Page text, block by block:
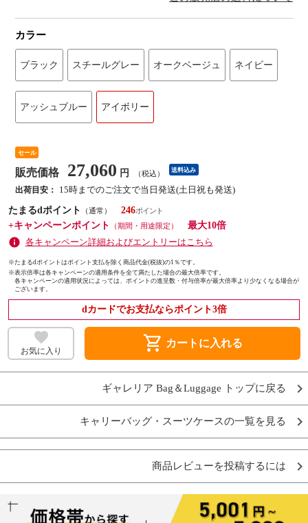
カラー
ブラック スチールグレー オークベージュ ネイビー
アッシュブルー アイボリー
セール
販売価格 27,060 円 （税込） 送料込み
出荷目安：
15時までのご注文で当日発送(土日祝も発送)
たまるdポイント
（通常）
246
+キャンペーンポイント
（期間・用途限定）
最大10倍
各キャンペーン詳細およびエントリーはこちら
※たまるdポイントはポイント支払を除く商品代金(税抜)の1％です。
※表示倍率は各キャンペーンの適用条件を全て満たした場合の最大倍率です。
各キャンペーンの適用状況によっては、ポイントの進呈数・付与倍率が最大倍率より少なくなる場合が
ございます。
dカードでお支払ならポイント3倍
お気に入り shopping_cart カートに入れる
ギャレリア Bag＆Luggage トップに戻る
キャリーバッグ・スーツケースの一覧を見る
商品レビューを投稿するには